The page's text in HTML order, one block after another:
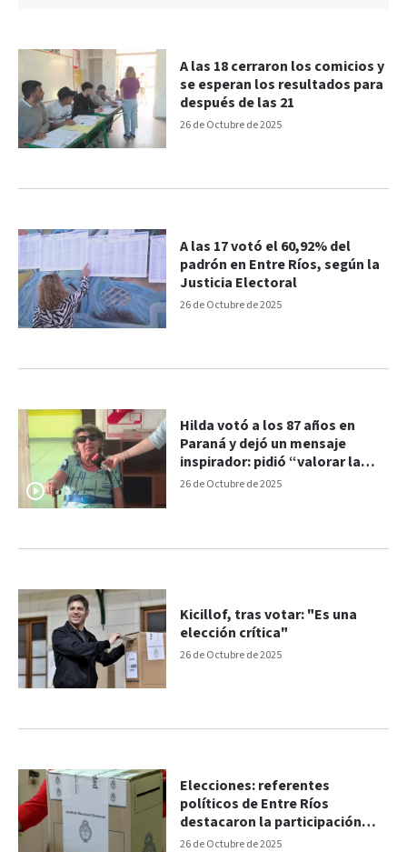
26 de Octubre de 2025
A las 18 cerraron los comicios y
se esperan los resultados para
después de las 21
26 de Octubre de 2025
A las 17 votó el 60,92% del
padrón en Entre Ríos, según la
Justicia Electoral
26 de Octubre de 2025
Hilda votó a los 87 años en
Paraná y dejó un mensaje
inspirador: pidió “valorar la
democracia”
26 de Octubre de 2025
Kicillof, tras votar: "Es una
elección crítica"
26 de Octubre de 2025
Elecciones: referentes
políticos de Entre Ríos
destacaron la participación
ciudadana